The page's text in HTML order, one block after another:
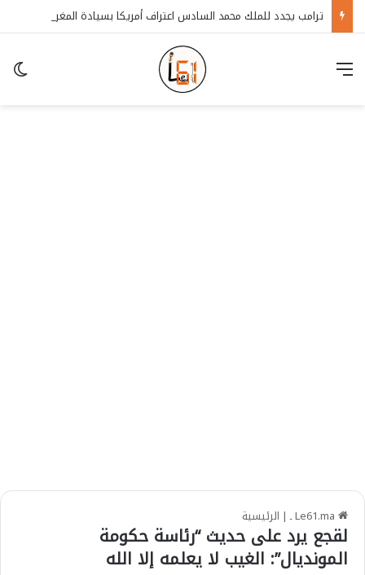
| الرئيسية
لقجع يرد على حديث “رئاسة حكومة
المونديال”: الغيب لا يعلمه إلا الله